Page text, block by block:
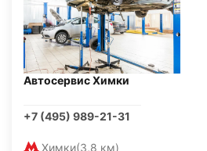
Автосервис Химки
+7 (495) 989-21-31
Химки(3,8 км)